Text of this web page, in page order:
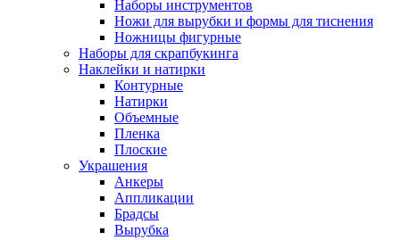
Наборы инструментов
Ножи для вырубки и формы для тиснения
Ножницы фигурные
Наборы для скрапбукинга
Наклейки и натирки
Контурные
Натирки
Объемные
Пленка
Плоские
Украшения
Анкеры
Аппликации
Брадсы
Вырубка